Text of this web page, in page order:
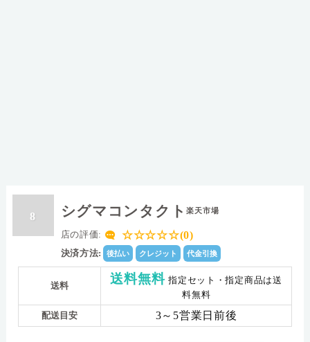
8 シグマコンタクト楽天市場
店の評価: ☆☆☆☆☆(0)
決済方法: 後払い クレジット 代金引換
送料 送料無料 指定セット・指定商品は送
料無料
配送目安 3～5営業日前後